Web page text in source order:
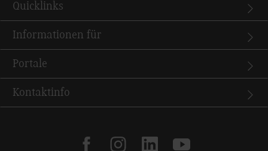
Quicklinks
Informationen für
Portale
Kontaktinfo
facebookinstagramlinkedinyoutube